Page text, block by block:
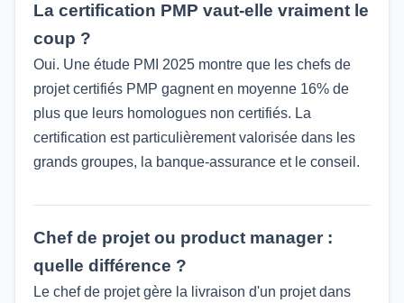
La certification PMP vaut-elle vraiment le
coup ?
Oui. Une étude PMI 2025 montre que les chefs de
projet certifiés PMP gagnent en moyenne 16% de
plus que leurs homologues non certifiés. La
certification est particulièrement valorisée dans les
grands groupes, la banque-assurance et le conseil.
Chef de projet ou product manager :
quelle différence ?
Le chef de projet gère la livraison d'un projet dans